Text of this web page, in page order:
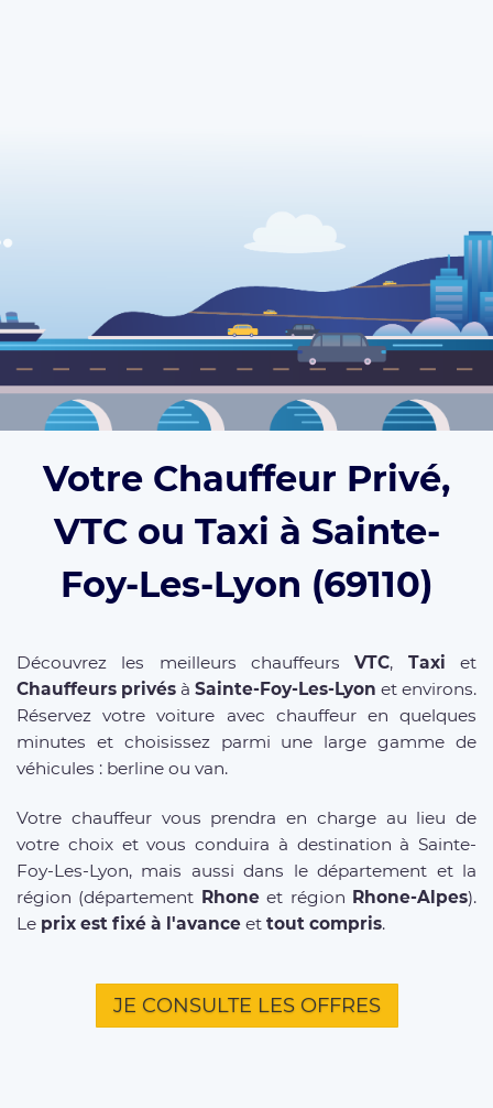
Votre Chauffeur Privé,
VTC ou Taxi à Sainte-
Foy-Les-Lyon (69110)
Découvrez les meilleurs chauffeursVTC, Taxi et
Chauffeurs privés à Sainte-Foy-Les-Lyon et environs.
Réservez votre voiture avec chauffeur en quelques
minutes et choisissez parmi une large gamme de
véhicules : berline ou van.
Votre chauffeur vous prendra en charge au lieu de
votre choix et vous conduira à destination à Sainte-
Foy-Les-Lyon, mais aussi dans le département et la
région (département Rhoneet région Rhone-Alpes).
Le prix est fixé à l'avance et tout compris.
JE CONSULTE LES OFFRES